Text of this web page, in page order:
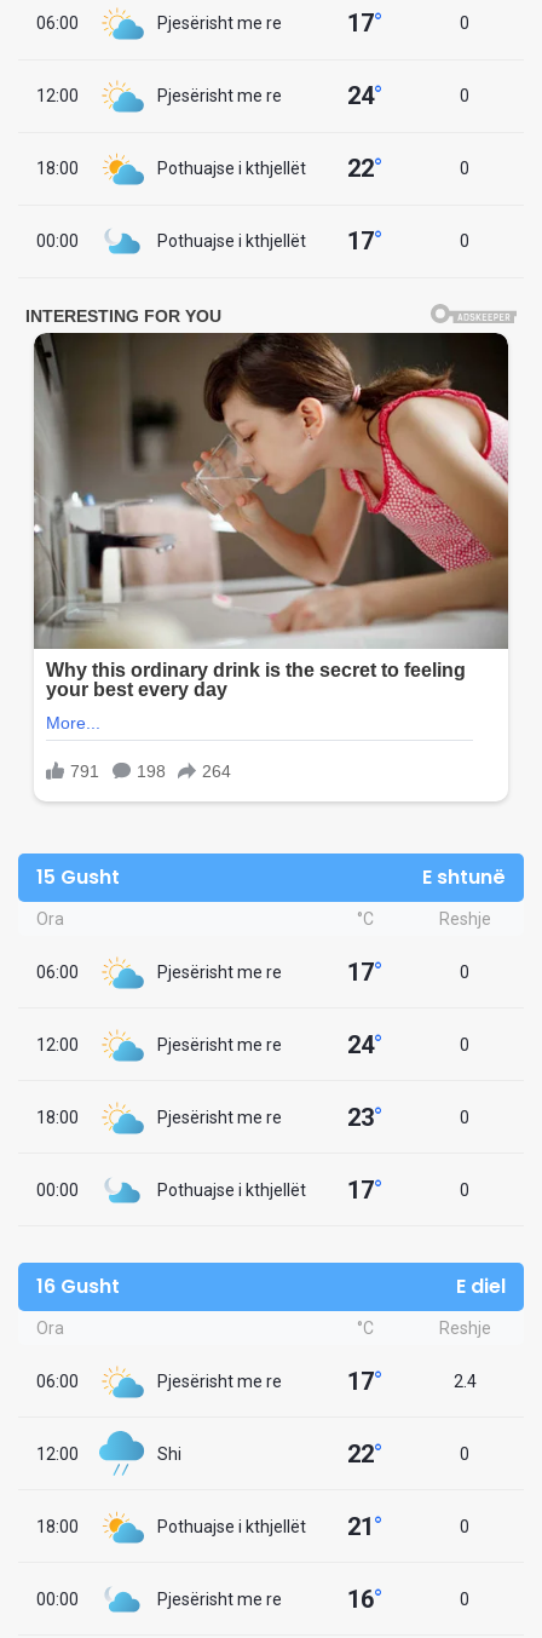
06:00 Pjesërisht me re 17° 0
12:00 Pjesërisht me re 24° 0
18:00 Pothuajse i kthjellët 22° 0
00:00 Pothuajse i kthjellët 17° 0
15 Gusht E shtunë
Ora °C Reshje
06:00 Pjesërisht me re 17° 0
12:00 Pjesërisht me re 24° 0
18:00 Pjesërisht me re 23° 0
00:00 Pothuajse i kthjellët 17° 0
16 Gusht E diel
Ora °C Reshje
06:00 Pjesërisht me re 17° 2.4
12:00 Shi 22° 0
18:00 Pothuajse i kthjellët 21° 0
00:00 Pjesërisht me re 16° 0